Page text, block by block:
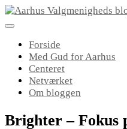
Skip
to
Forside
Med Gud for Aarhus
Centeret
Netværket
Om bloggen
Brighter – Fokus